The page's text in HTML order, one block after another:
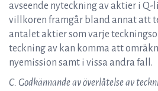
avseende nyteckning av aktier i Q-
villkoren framgår bland annat att
antalet aktier som varje
teckning av kan komma att
nyemission samt i vissa andra fall.
C. Godkännande av överlåtelse av